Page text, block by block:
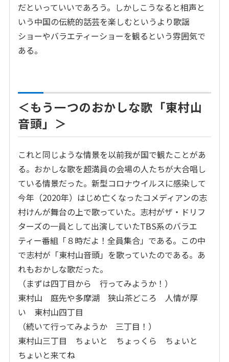
だといっていいであろう。しかしこうなると相声と
いう中国の伝統的話芸を楽しむというより歌謡
ショーやバラエティーショーを観るという雰囲気で
ある。
＜もう一つのおかしな歌「東村山
音頭」＞
これと同じような情景を以前我が国で観たことがあ
る。おかしな歌を超満員の会場の人たちが大合唱し
ている情景だった。新型コロナウイルスに感染して
今年（2020年）はじめ亡くなったコメディアンの志
村けんが舞台の上で歌っていた。志村がザ・ドリフ
ターズの一員として出演していたTBS系のバラエ
ティー番組「８時だよ！全員集合」である。この中
で志村が「東村山音頭」を歌っていたのである。あ
れもおかしな歌だった。
（まずは四丁目から 行ってみようか！）
東村山 庭先や多摩湖 狭山茶どころ 人情が厚
い 東村山四丁目
（続いて行ってみようか 三丁目！）
東村山三丁目 ちょいと ちょっくら ちょいと
ちょいと来てね